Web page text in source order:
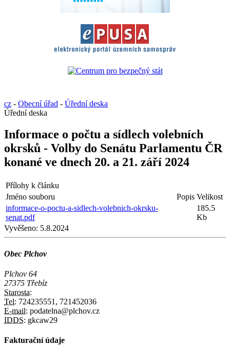
cz - Obecní úřad - Úřední deska
Úřední deska
Informace o počtu a sídlech volebních
okrsků - Volby do Senátu Parlamentu ČR
konané ve dnech 20. a 21. září 2024
Přílohy k článku
Jméno souboru
Popis Velikost
informace-o-poctu-a-sidlech-volebnich-okrsku-
senat.pdf
185.5
Kb
Vyvěšeno: 5.8.2024
Obec Plchov
Plchov 64
27375 Třebíz
Starosta:
Tel: 724235551, 721452036
E-mail: podatelna@plchov.cz
IDDS: gkcaw29
Fakturační údaje